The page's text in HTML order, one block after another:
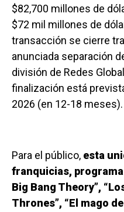
$82,700 millones de
$72 mil millones de
transacción se cierre
anunciada separación
división de Redes
finalización está
2026 (en 12-18 meses).
Para el público, esta
franquicias,
Big Bang Theory”,
Thrones”, “El mago